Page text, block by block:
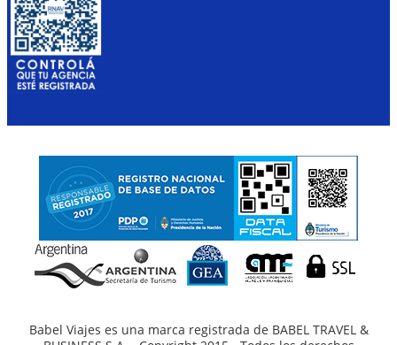
Babel Viajes es una marca registrada de BABEL TRAVEL &